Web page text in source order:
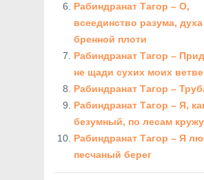
Рабиндранат Тагор – О,
всеединство разума,
бренной плоти
Рабиндранат Тагор –
не щади сухих моих
Рабиндранат Тагор –
Рабиндранат Тагор – Я,
безумный, по лесам кружу
Рабиндранат Тагор – Я
песчаный берег